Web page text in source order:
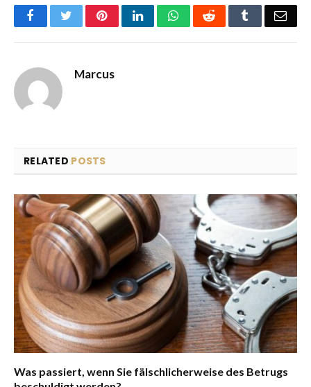
FacebookTwitterPinterestLinkedInWhatsAppReddit Tumblr
Marcus
RELATED POSTS
Was passiert, wenn Sie fälschlicherweise des Betrugs